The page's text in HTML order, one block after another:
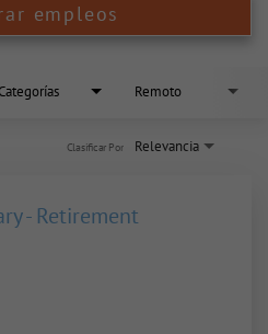
empleos
Remoto
Relevancia
Clasificar Por
- Retirement